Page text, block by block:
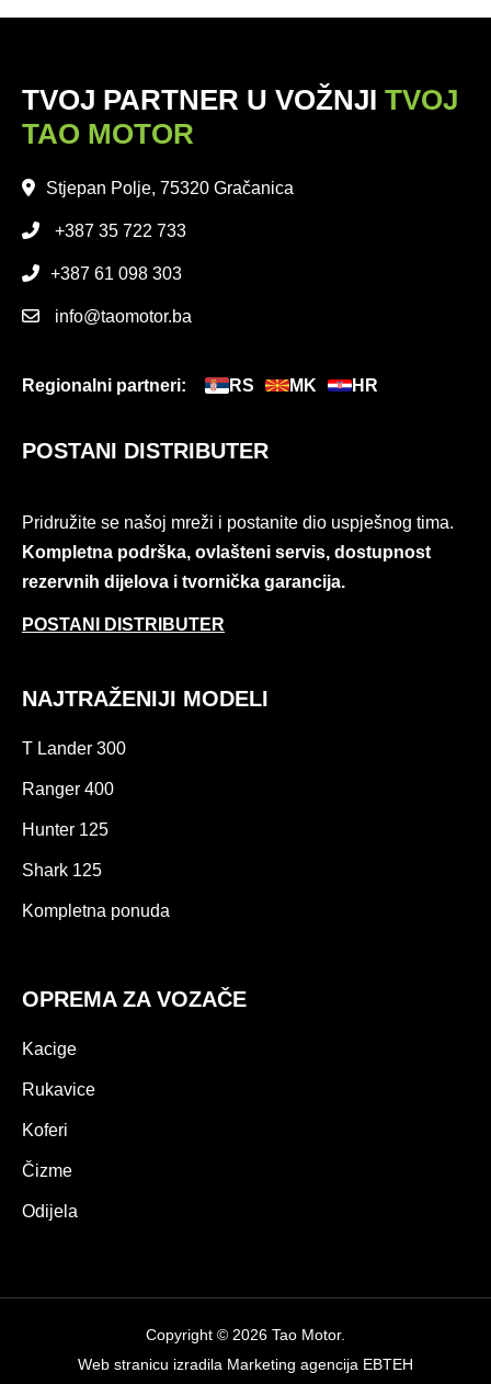
TVOJ PARTNER U VOŽNJI TVOJ
TAO MOTOR
Stjepan Polje, 75320 Gračanica
+387 35 722 733
+387 61 098 303
info@taomotor.ba
Regionalni partneri: RS MK HR
POSTANI DISTRIBUTER
Pridružite se našoj mreži i postanite dio uspješnog tima.
Kompletna podrška, ovlašteni servis, dostupnost
rezervnih dijelova i tvornička garancija.
POSTANI DISTRIBUTER
NAJTRAŽENIJI MODELI
T Lander 300
Ranger 400
Hunter 125
Shark 125
Kompletna ponuda
OPREMA ZA VOZAČE
Kacige
Rukavice
Koferi
Čizme
Odijela
Copyright © 2026 Tao Motor.
Web stranicu izradila Marketing agencija EBTEH